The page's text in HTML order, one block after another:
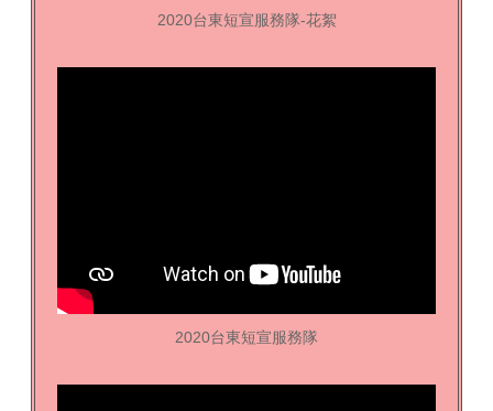
2020台東短宣服務隊-花絮
2020台東短宣服務隊